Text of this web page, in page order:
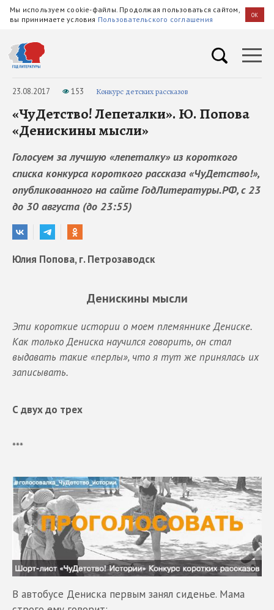
Мы используем cookie-файлы. Продолжая пользоваться сайтом,
вы принимаете условия Пользовательского соглашения OK
23.08.2017 153 Конкурс детских рассказов
«ЧуДетство! Лепеталки». Ю. Попова
«Денискины мысли»
Голосуем за лучшую «лепеталку» из короткого
списка конкурса короткого рассказа «ЧуДетство!»,
опубликованного на сайте ГодЛитературы.РФ, с 23
до 30 августа (до 23:55)
Юлия Попова, г. Петрозаводск
Денискины мысли
Эти короткие истории о моем племяннике Дениске.
Как только Дениска научился говорить, он стал
выдавать такие «перлы», что я тут же принялась их
записывать.
С двух до трех
***
В автобусе Дениска первым занял сиденье. Мама